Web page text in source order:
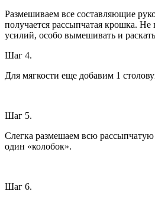
Размешиваем все составляющие
получается рассыпчатая крошка.
усилий, особо вымешивать и
Шаг 4.
Для мягкости еще добавим 1
Шаг 5.
Слегка размешаем всю рассыпчатую
один «колобок».
Шаг 6.